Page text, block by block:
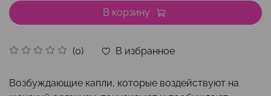
(0) В избранное
В корзину
Возбуждающие капли, которые воздействуют на